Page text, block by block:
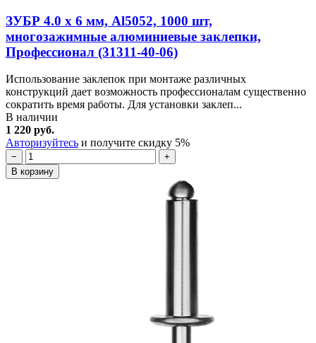
ЗУБР 4.0 x 6 мм, Al5052, 1000 шт,
многозажимные алюминиевые заклепки,
Профессионал (31311-40-06)
Использование заклепок при монтаже различных
конструкций дает возможность профессионалам существенно
сократить время работы. Для установки заклеп...
В наличии
1 220 руб.
Авторизуйтесь и получите скидку 5%
−
+
В корзину